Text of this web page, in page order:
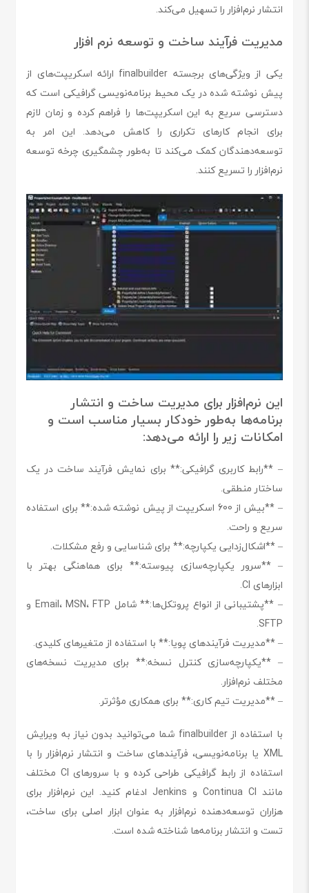
انتشار نرم‌افزار را تسهیل می‌کند.
مدیریت فرآیند ساخت و توسعه نرم افزار
یکی از ویژگی‌های برجسته finalbuilder ارائه اسکریپت‌های از
پیش نوشته شده در یک محیط برنامه‌نویسی گرافیکی است که
دسترسی سریع به این اسکریپت‌ها را فراهم کرده و زمان لازم
برای انجام کارهای تکراری را کاهش می‌دهد. این امر به
توسعه‌دهندگان کمک می‌کند تا به‌طور چشمگیری چرخه توسعه
نرم‌افزار را تسریع کنند.
این نرم‌افزار برای مدیریت ساخت و انتشار
برنامه‌ها به‌طور خودکار بسیار مناسب است و
امکانات زیر را ارائه می‌دهد:
– **رابط کاربری گرافیکی:** برای نمایش فرآیند ساخت در یک
ساختار منطقی.
– **بیش از 600 اسکریپت از پیش نوشته شده:** برای استفاده
سریع و راحت.
– **اشکال‌زدایی یکپارچه:** برای شناسایی و رفع مشکلات.
– **سرور یکپارچه‌سازی پیوسته:** برای هماهنگی بهتر با
ابزارهای CI.
– **پشتیبانی از انواع پروتکل‌ها:** شامل Email، MSN، FTP و
SFTP.
– **مدیریت فرآیندهای پویا:** با استفاده از متغیرهای کلیدی.
– **یکپارچه‌سازی کنترل نسخه:** برای مدیریت نسخه‌های
مختلف نرم‌افزار.
– **مدیریت تیم کاری:** برای همکاری مؤثرتر.
با استفاده از finalbuilder شما می‌توانید بدون نیاز به ویرایش
XML یا برنامه‌نویسی، فرآیندهای ساخت و انتشار نرم‌افزار را با
استفاده از رابط گرافیکی طراحی کرده و با سرورهای CI مختلف
مانند Continua CI و Jenkins ادغام کنید. این نرم‌افزار برای
هزاران توسعه‌دهنده نرم‌افزار به عنوان ابزار اصلی برای ساخت،
تست و انتشار برنامه‌ها شناخته شده است.